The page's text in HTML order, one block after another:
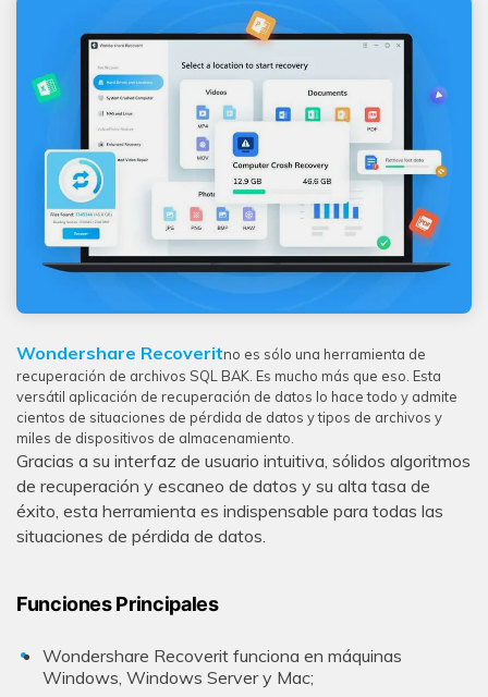
Wondershare Recoveritno es sólo una herramienta de
recuperación de archivos SQL BAK. Es mucho más que eso. Esta
versátil aplicación de recuperación de datos lo hace todo y admite
cientos de situaciones de pérdida de datos y tipos de archivos y
miles de dispositivos de almacenamiento.
Gracias a su interfaz de usuario intuitiva, sólidos algoritmos
de recuperación y escaneo de datos y su alta tasa de
éxito, esta herramienta es indispensable para todas las
situaciones de pérdida de datos.
Funciones Principales
Wondershare Recoverit funciona en máquinas
Windows, Windows Server y Mac;